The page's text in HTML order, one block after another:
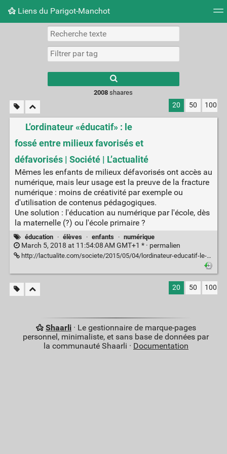
Liens du Parigot-Manchot
Nuage de tags Mur d'images
2008 shaares
20 50 100
L’ordinateur «éducatif» : le
fossé entre milieux favorisés et
défavorisés | Société | L’actualité
Mêmes les enfants de milieux défavorisés ont accès au
numérique, mais leur usage est la preuve de la fracture
numérique : moins de créativité par exemple ou
d'utilisation de contenus pédagogiques.
Une solution : l'éducation au numérique par l'école, dès
la maternelle (?) ou l'école primaire ?
éducation · élèves · enfants · numérique
March 5, 2018 at 11:54:08 AM GMT+1 * · permalien
http://lactualite.com/societe/2015/05/04/lordinateur-educatif-le-fosse-entre-milieux-favorises-et-defavorises/
20 50 100
Shaarli· Le gestionnaire de marque-pages
personnel, minimaliste, et sans base de données par
la communauté Shaarli · Documentation